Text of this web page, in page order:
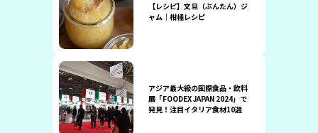
【レシピ】文旦（ぶんたん）ジ
ャム｜柑橘レシピ
アジア最大級の国際食品・飲料
展「FOODEX JAPAN 2024」で
発見！注目イタリア食材10選